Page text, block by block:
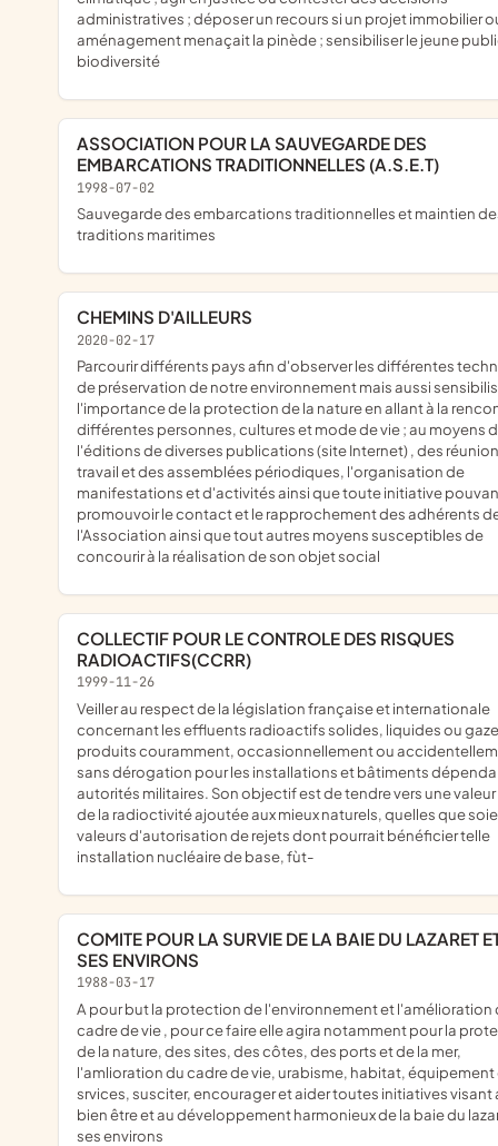
administratives ; déposer un recours si un projet immobilier
aménagement menaçait la pinède ; sensibiliser le jeune
biodiversité
ASSOCIATION POUR LA SAUVEGARDE DES
EMBARCATIONS TRADITIONNELLES (A.S.E.T)
1998-07-02
sauvegarde des embarcations traditionnelles et maintien des
traditions maritimes
CHEMINS D'AILLEURS
2020-02-17
parcourir différents pays afin d'observer les différentes techniques
de préservation de notre environnement mais aussi
l'importance de la protection de la nature en allant à la
différentes personnes, cultures et mode de vie ; au moyens
l'éditions de diverses publications (site Internet) , des
travail et des assemblées périodiques, l'organisation de
manifestations et d'activités ainsi que toute initiative
promouvoir le contact et le rapprochement des adhérents
l'Association ainsi que tout autres moyens susceptibles de
concourir à la réalisation de son objet social
COLLECTIF POUR LE CONTROLE DES RISQUES
RADIOACTIFS(CCRR)
1999-11-26
Veiller au respect de la législation française et internationale
concernant les effluents radioactifs solides, liquides ou
produits couramment, occasionnellement ou
sans dérogation pour les installations et bâtiments
autorités militaires. Son objectif est de tendre vers une
de la radioctivité ajoutée aux mieux naturels, quelles que
valeurs d'autorisation de rejets dont pourrait bénéficier telle
installation nucléaire de base, fùt-
COMITE POUR LA SURVIE DE LA BAIE DU LAZARET ET DE
SES ENVIRONS
1988-03-17
a pour but la protection de l'environnement et l'amélioration du
cadre de vie , pour ce faire elle agira notamment pour la
de la nature, des sites, des côtes, des ports et de la mer,
l'amlioration du cadre de vie, urabisme, habitat, équipement
srvices, susciter, encourager et aider toutes initiatives visant
bien être et au développement harmonieux de la baie du
ses environs